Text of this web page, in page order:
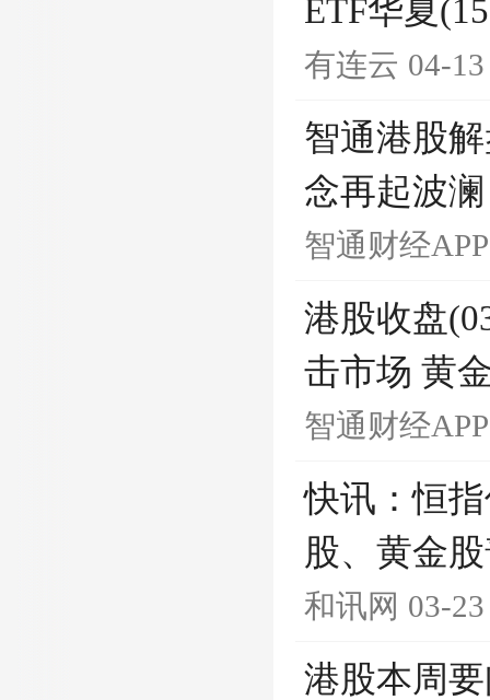
ETF华夏
有连云 04-
智通港股
念再起波澜
智通财经APP
港股收盘
击市场 黄
智通财经APP
快讯：恒
股、黄金
和讯网 03-
港股本周